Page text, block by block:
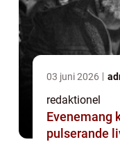
03 juni 2026
redaktionel
Evenemang
pulserande